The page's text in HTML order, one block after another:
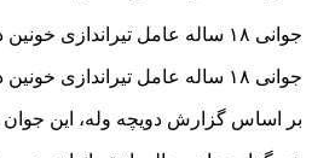
جوانی ۱۸ ساله عامل تیراندازی خونین در مونیخ بود
جوانی ۱۸ ساله عامل تیراندازی خونین در مونیخ بود
بر اساس گزارش دویچه وله، این جوان ۱۸ ساله پس از گریختن از مرکز خرید اقدام به خودکشی کرده است و تحقیق پیرامون انگیزه او کماکان ادامه دارد.